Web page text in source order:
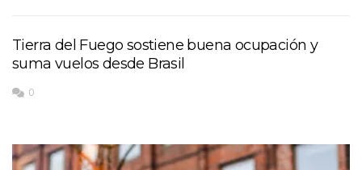
Tierra del Fuego sostiene buena ocupación y
suma vuelos desde Brasil
0